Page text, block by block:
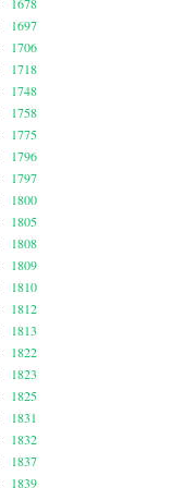
1697
1706
1718
1748
1758
1775
1796
1797
1800
1805
1808
1809
1810
1812
1813
1822
1823
1825
1831
1832
1837
1839